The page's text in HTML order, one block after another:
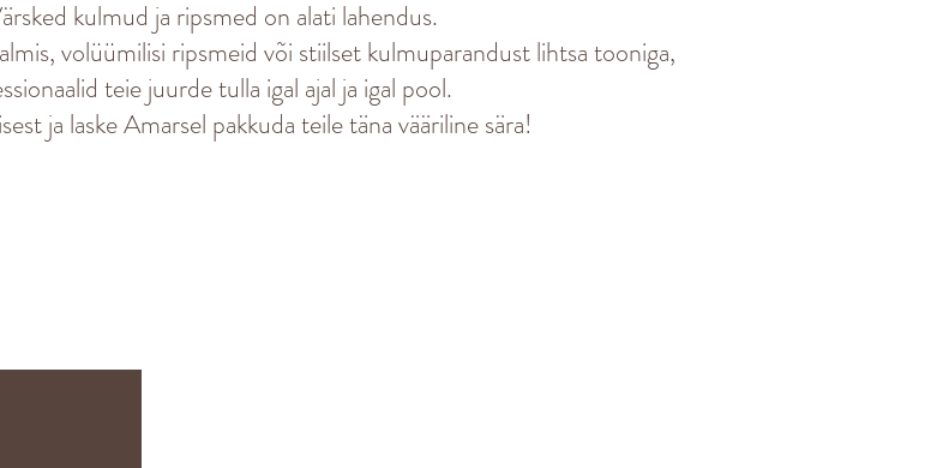
kulmud ja ripsmed on alati lahendus.
volüümilisi ripsmeid või stiilset kulmuparandust lihtsa tooniga,
teie juurde tulla igal ajal ja igal pool.
ja laske Amarsel pakkuda teile täna vääriline sära!